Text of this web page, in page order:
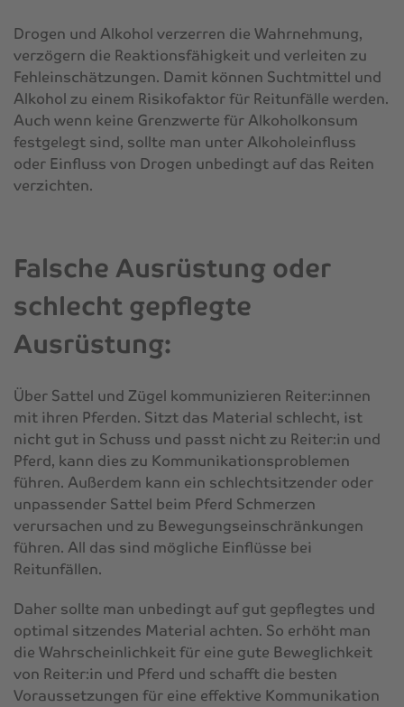
Drogen und Alkohol verzerren die Wahrnehmung,
verzögern die Reaktionsfähigkeit und verleiten zu
Fehleinschätzungen. Damit können Suchtmittel und
Alkohol zu einem Risikofaktor für Reitunfälle werden.
Auch wenn keine Grenzwerte für Alkoholkonsum
festgelegt sind, sollte man unter Alkoholeinfluss
oder Einfluss von Drogen unbedingt auf das Reiten
verzichten.
Falsche Ausrüstung oder
schlecht gepflegte
Ausrüstung:
Über Sattel und Zügel kommunizieren Reiter:innen
mit ihren Pferden. Sitzt das Material schlecht, ist
nicht gut in Schuss und passt nicht zu Reiter:in und
Pferd, kann dies zu Kommunikationsproblemen
führen. Außerdem kann ein schlechtsitzender oder
unpassender Sattel beim Pferd Schmerzen
verursachen und zu Bewegungseinschränkungen
führen. All das sind mögliche Einflüsse bei
Reitunfällen.
Daher sollte man unbedingt auf gut gepflegtes und
optimal sitzendes Material achten. So erhöht man
die Wahrscheinlichkeit für eine gute Beweglichkeit
von Reiter:in und Pferd und schafft die besten
Voraussetzungen für eine effektive Kommunikation